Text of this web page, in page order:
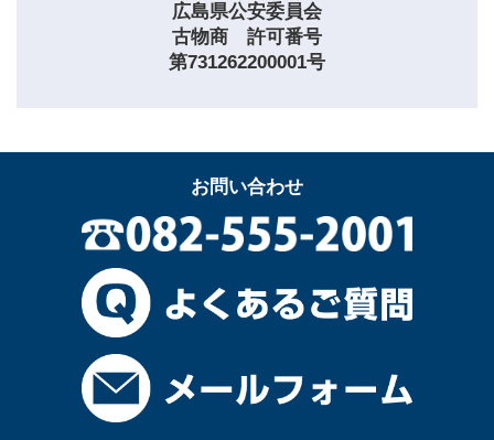
広島県公安委員会
古物商 許可番号
第731262200001号
お問い合わせ